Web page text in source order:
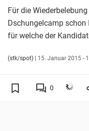
Für die
Dschungelcamp schon
für welche der
(stk/spot) | 15. Januar 2015 -
0